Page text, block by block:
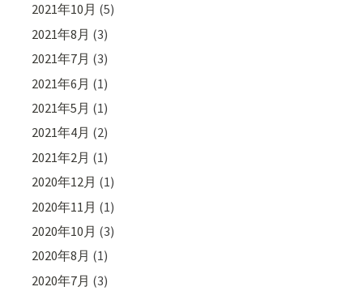
2021年10月 (5)
2021年8月 (3)
2021年7月 (3)
2021年6月 (1)
2021年5月 (1)
2021年4月 (2)
2021年2月 (1)
2020年12月 (1)
2020年11月 (1)
2020年10月 (3)
2020年8月 (1)
2020年7月 (3)